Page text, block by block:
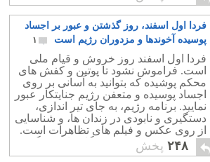
فردا اول اسفند، روز گذشتن و عبور بر اجساد
پوسیده آخوندها و مزدوران رژیم است
۱
فردا اول اسفند روز خروش و قیام ملی
است. فراموش نشود تا پوتین و کفش های
محکم پوشیده که بتوانید به آسانی بر روی
اجساد پوسیده و متعفن رژیم جنایتکار عبور
نمایید. برنامه رژیم، به جای تیر اندازی،
دستگیری و نابودی در زندان ها، و شناسایی
از روی عکس و فیلم های تظاهرات است.
برما است که بایورش همگانی از دستگیری
هم میهنان خود جلوگیری نماییم.
۲۴۸ پخش